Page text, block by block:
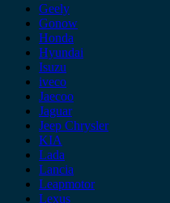
Geely
Gonow
Honda
Hyundai
Isuzu
iveco
Jaecoo
Jaguar
Jeep Chrysler
KIA
Lada
Lancia
Leapmotor
Lexus